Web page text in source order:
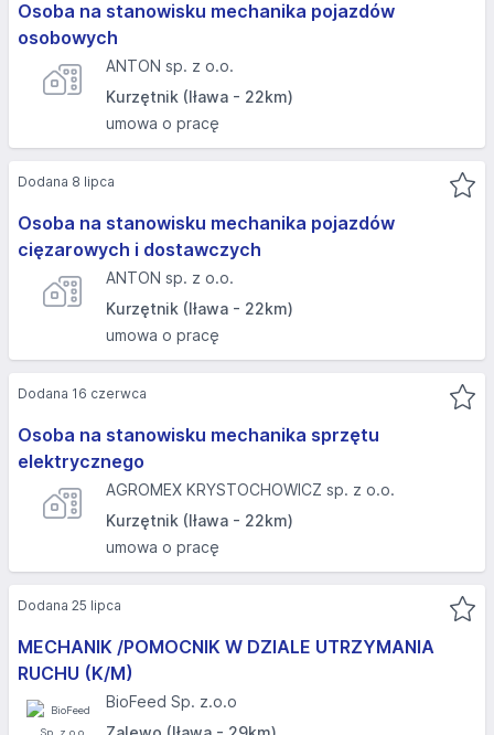
Osoba na stanowisku mechanika pojazdów
osobowych
ANTON sp. z o.o.
Kurzętnik (Iława - 22km)
umowa o pracę
Osoba na stanowisku mechanika pojazdów
cięzarowych i dostawczych
ANTON sp. z o.o.
Kurzętnik (Iława - 22km)
umowa o pracę
Dodana 8 lipca
Osoba na stanowisku mechanika sprzętu
elektrycznego
AGROMEX KRYSTOCHOWICZ sp. z o.o.
Kurzętnik (Iława - 22km)
umowa o pracę
Dodana 16 czerwca
MECHANIK /POMOCNIK W DZIALE UTRZYMANIA
RUCHU (K/M)
BioFeed Sp. z.o.o
Dodana 25 lipca